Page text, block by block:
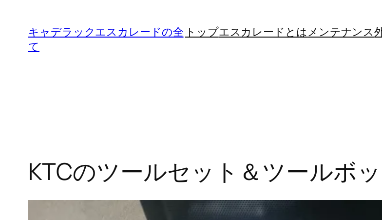
キャデラックエスカレードの全
て
トップエスカレードとはメンテナンス
KTCのツールセット＆ツールボ